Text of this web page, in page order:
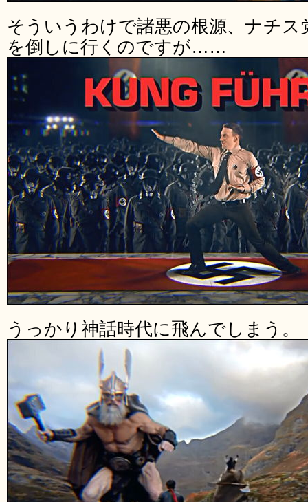
そういうわけで諸悪の根源、ナチ
を倒しに行くのですが……
うっかり神話時代に飛んでしまう。